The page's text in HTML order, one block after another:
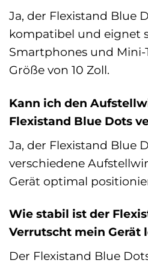
Ja, der Flexistand Blue
kompatibel und eignet
Smartphones und Mini-
Größe von 10 Zoll.
Kann ich den
Flexistand Blue Dots
Ja, der Flexistand Blue
verschiedene
Gerät optimal
Wie stabil ist der
Verrutscht mein Gerät
Der Flexistand Blue